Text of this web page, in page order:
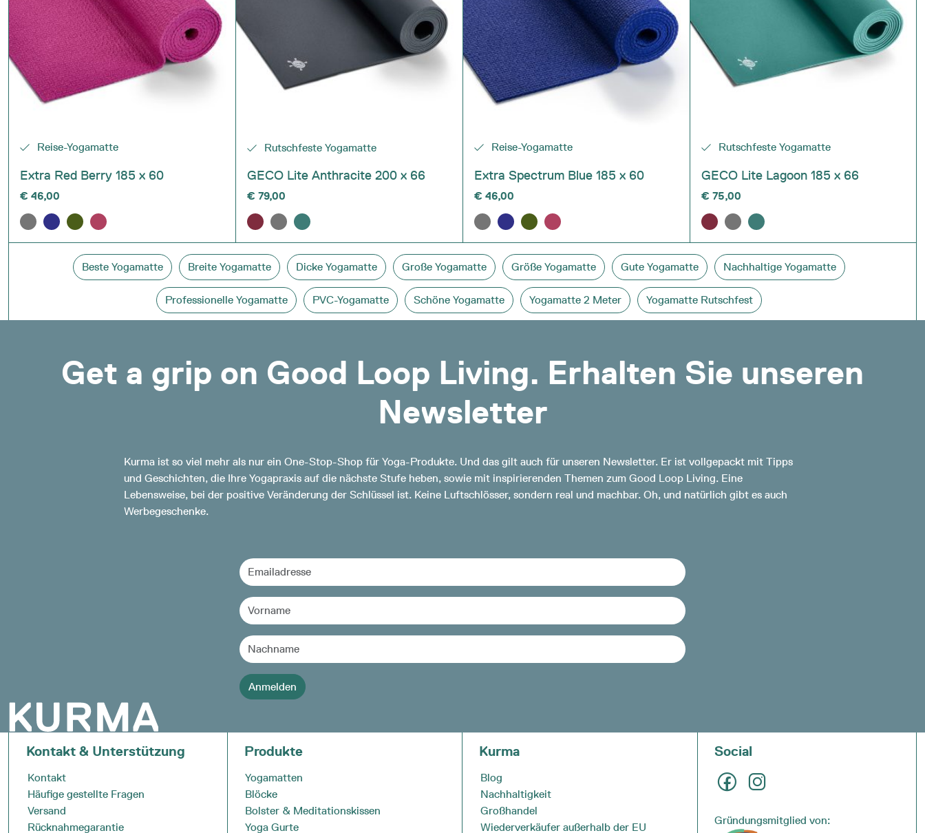
Reise-Yogamatte
Extra Red Berry 185 x 60
€ 46,00
Rutschfeste Yogamatte
GECO Lite Anthracite 200 x 66
€ 79,00
Reise-Yogamatte
Extra Spectrum Blue 185 x 60
€ 46,00
Rutschfeste Yogamatte
GECO Lite Lagoon 185 x 66
€ 75,00
Beste Yogamatte Breite Yogamatte Dicke Yogamatte Große Yogamatte Größe Yogamatte Gute Yogamatte Nachhaltige Yogamatte
Professionelle Yogamatte PVC-Yogamatte Schöne Yogamatte Yogamatte 2 Meter Yogamatte Rutschfest
Get a grip on Good Loop Living. Erhalten Sie unseren
Newsletter
Kurma ist so viel mehr als nur ein One-Stop-Shop für Yoga-Produkte. Und das gilt auch für unseren Newsletter. Er ist vollgepackt mit Tipps
und Geschichten, die Ihre Yogapraxis auf die nächste Stufe heben, sowie mit inspirierenden Themen zum Good Loop Living. Eine
Lebensweise, bei der positive Veränderung der Schlüssel ist. Keine Luftschlösser, sondern real und machbar. Oh, und natürlich gibt es auch
Werbegeschenke.
Kontakt & Unterstützung
Kontakt
Häufige gestellte Fragen
Versand
Rücknahmegarantie
Produkte
Yogamatten
Blöcke
Bolster & Meditationskissen
Yoga Gurte
Kurma
Blog
Nachhaltigkeit
Großhandel
Wiederverkäufer außerhalb der EU
Social
Gründungsmitglied von: